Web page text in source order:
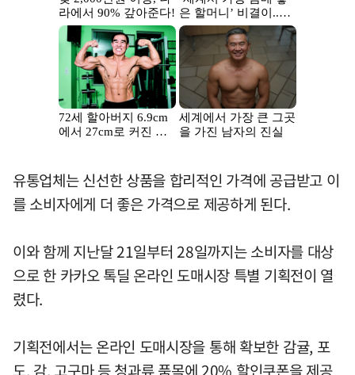
유통업체는 신선한 상품을 합리적인 가격에 공급받고 이
를 소비자에게 더 좋은 가격으로 제공하게 된다.
이와 함께 지난달 21일부터 28일까지는 소비자를 대상
으로 한 카카오 톡딜 온라인 도매시장 특별 기획전이 열
렸다.
기획전에서는 온라인 도매시장을 통해 확보한 감귤, 포
도, 감, 고구마 등 청과류 품목에 20% 할인쿠폰을 제공